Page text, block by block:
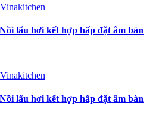
lẩu hơi kết hợp hấp đặt âm bàn
lẩu hơi kết hợp hấp đặt âm bàn